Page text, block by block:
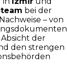
bei der
– von
der
den strengen